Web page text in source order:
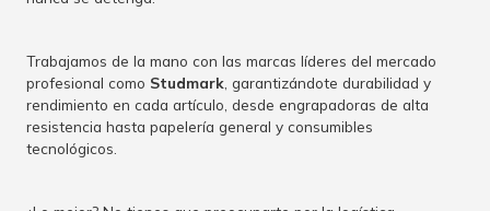
Trabajamos de la mano con las marcas líderes del mercado
profesional como Studmark , garantizándote durabilidad y
rendimiento en cada artículo, desde engrapadoras de alta
resistencia hasta papelería general y consumibles
tecnológicos.